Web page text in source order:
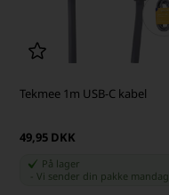
Tekmee 1m USB-C kabel
49,95 DKK
På lager
-Vi sender din pakke mandag